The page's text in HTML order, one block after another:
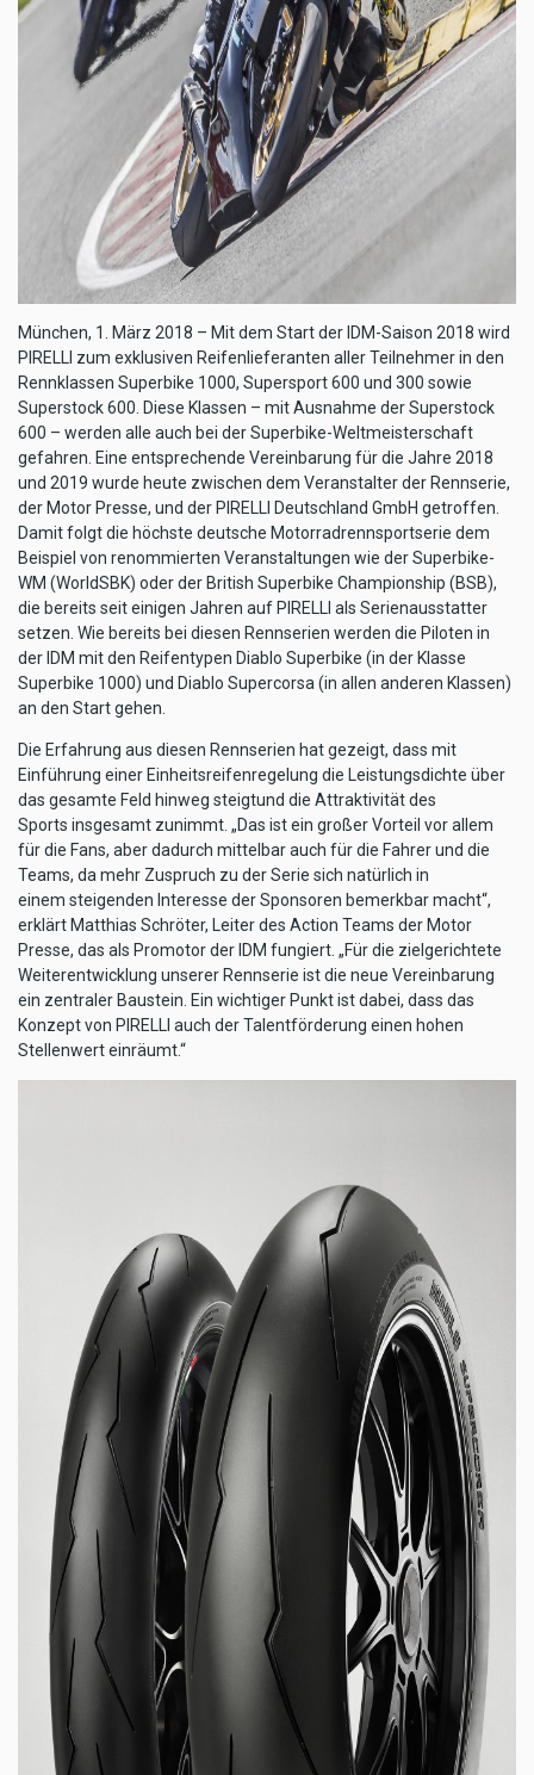
München, 1. März 2018 – Mit dem Start der IDM-Saison 2018 wird
PIRELLI zum exklusiven Reifenlieferanten aller Teilnehmer in den
Rennklassen Superbike 1000, Supersport 600 und 300 sowie
Superstock 600. Diese Klassen – mit Ausnahme der Superstock
600 – werden alle auch bei der Superbike-Weltmeisterschaft
gefahren. Eine entsprechende Vereinbarung für die Jahre 2018
und 2019 wurde heute zwischen dem Veranstalter der Rennserie,
der Motor Presse, und der PIRELLI Deutschland GmbH getroffen.
Damit folgt die höchste deutsche Motorradrennsportserie dem
Beispiel von renommierten Veranstaltungen wie der Superbike-
WM (WorldSBK) oder der British Superbike Championship (BSB),
die bereits seit einigen Jahren auf PIRELLI als Serienausstatter
setzen. Wie bereits bei diesen Rennserien werden die Piloten in
der IDM mit den Reifentypen Diablo Superbike (in der Klasse
Superbike 1000) und Diablo Supercorsa (in allen anderen Klassen)
an den Start gehen.
Die Erfahrung aus diesen Rennserien hat gezeigt, dass mit
Einführung einer Einheitsreifenregelung die Leistungsdichte über
das gesamte Feld hinweg steigtund die Attraktivität des
Sports insgesamt zunimmt. „Das ist ein großer Vorteil vor allem
für die Fans, aber dadurch mittelbar auch für die Fahrer und die
Teams, da mehr Zuspruch zu der Serie sich natürlich in
einem steigenden Interesse der Sponsoren bemerkbar macht“,
erklärt Matthias Schröter, Leiter des Action Teams der Motor
Presse, das als Promotor der IDM fungiert. „Für die zielgerichtete
Weiterentwicklung unserer Rennserie ist die neue Vereinbarung
ein zentraler Baustein. Ein wichtiger Punkt ist dabei, dass das
Konzept von PIRELLI auch der Talentförderung einen hohen
Stellenwert einräumt.“